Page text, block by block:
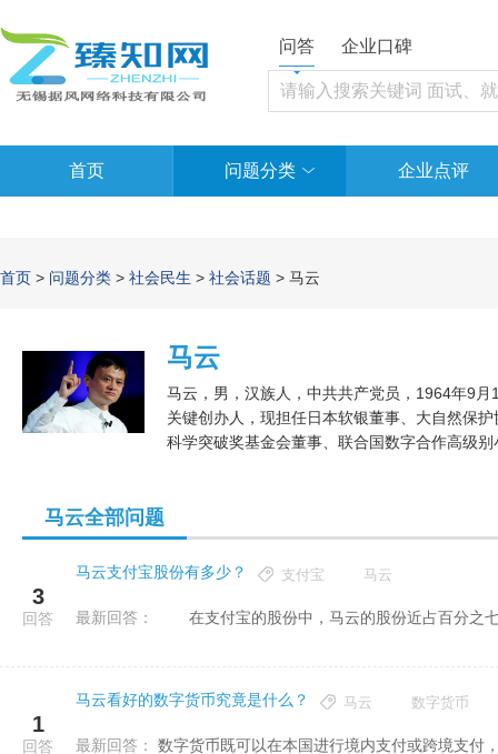
问答 企业口碑
首页 问题分类 企业点评
首页 > 问题分类 > 社会民生 > 社会话题 > 马云
马云
马云，男，汉族人，中共共产党员，1964年9
关键创办人，现担任日本软银董事、大自然保
科学突破奖基金会董事、联合国数字合作高级
马云全部问题
3
回答
马云支付宝股份有多少？ 支付宝 马云
最新回答： 在支付宝的股份中，马云的股份近占百分之
1
回答
马云看好的数字货币究竟是什么？ 马云 数字货币
最新回答：